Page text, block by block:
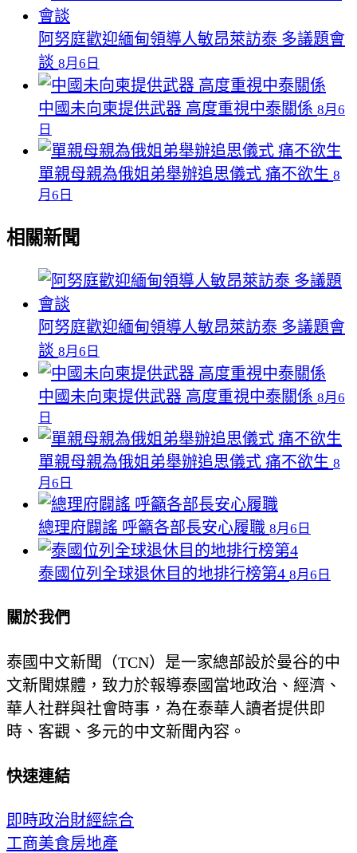
阿努庭歡迎緬甸領導人敏昂萊訪泰 多議題會
談 8月6日
中國未向柬提供武器 高度重視中泰關係 8月6
日
單親母親為俄姐弟舉辦追思儀式 痛不欲生 8
月6日
相關新聞
阿努庭歡迎緬甸領導人敏昂萊訪泰 多議題會
談 8月6日
中國未向柬提供武器 高度重視中泰關係 8月6
日
單親母親為俄姐弟舉辦追思儀式 痛不欲生 8
月6日
總理府闢謠 呼籲各部長安心履職 8月6日
泰國位列全球退休目的地排行榜第4 8月6日
關於我們
泰國中文新聞（TCN）是一家總部設於曼谷的中
文新聞媒體，致力於報導泰國當地政治、經濟、
華人社群與社會時事，為在泰華人讀者提供即
時、客觀、多元的中文新聞內容。
快速連結
即時政治財經綜合
工商美食房地產